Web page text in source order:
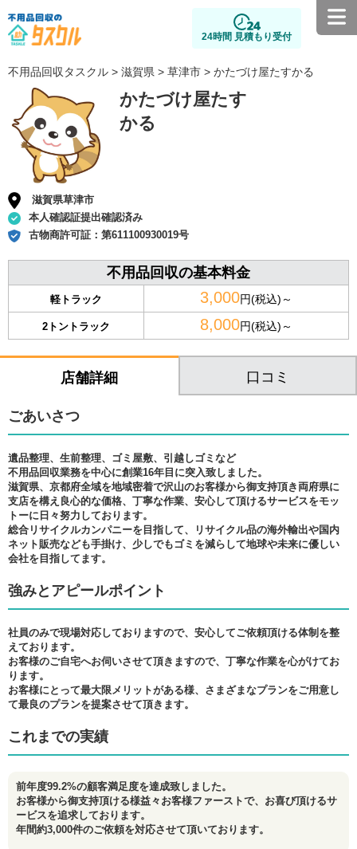
24時間 見積もり受付
不用品回収タスクル > 滋賀県 > 草津市 > かたづけ屋たすかる
かたづけ屋たす
かる
滋賀県草津市
本人確認証提出確認済み
古物商許可証： 第611100930019号
不用品回収の基本料金
軽トラック 3,000円(税込)～
2トントラック 8,000円(税込)～
店舗詳細 口コミ
ごあいさつ
遺品整理、生前整理、ゴミ屋敷、引越しゴミなど
不用品回収業務を中心に創業16年目に突入致しました。
滋賀県、京都府全域を地域密着で沢山のお客様から御支持頂き両府県に
支店を構え良心的な価格、丁寧な作業、安心して頂けるサービスをモッ
トーに日々努力しております。
総合リサイクルカンパニーを目指して、リサイクル品の海外輸出や国内
ネット販売なども手掛け、少しでもゴミを減らして地球や未来に優しい
会社を目指してます。
強みとアピールポイント
社員のみで現場対応しておりますので、安心してご依頼頂ける体制を整
えております。
お客様のご自宅へお伺いさせて頂きますので、丁寧な作業を心がけてお
ります。
お客様にとって最大限メリットがある様、さまざまなプランをご用意し
て最良のプランを提案させて頂きます。
これまでの実績
前年度99.2%の顧客満足度を達成致しました。
お客様から御支持頂ける様益々お客様ファーストで、お喜び頂けるサ
ービスを追求しております。
年間約3,000件のご依頼を対応させて頂いております。